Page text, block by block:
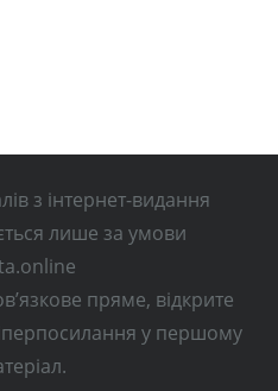
з інтернет-видання
лише за умови
пряме, відкрите
у першому